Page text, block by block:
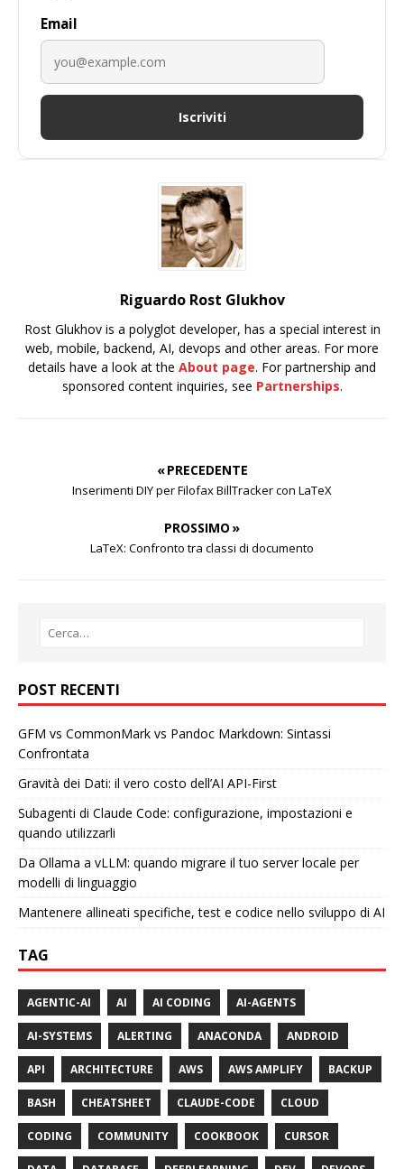
Email
Iscriviti
Riguardo Rost Glukhov
Rost Glukhov is a polyglot developer, has a special interest in
web, mobile, backend, AI, devops and other areas. For more
details have a look at the About page. For partnership and
sponsored content inquiries, see Partnerships.
« PRECEDENTE
Inserimenti DIY per Filofax BillTracker con LaTeX
PROSSIMO »
LaTeX: Confronto tra classi di documento
POST RECENTI
GFM vs CommonMark vs Pandoc Markdown: Sintassi
Confrontata
Gravità dei Dati: il vero costo dell’AI API-First
Subagenti di Claude Code: configurazione, impostazioni e
quando utilizzarli
Da Ollama a vLLM: quando migrare il tuo server locale per
modelli di linguaggio
Mantenere allineati specifiche, test e codice nello sviluppo di AI
TAG
AGENTIC-AI AI AI CODING AI-AGENTS
AI-SYSTEMS ALERTING ANACONDA ANDROID
API ARCHITECTURE AWS AWS AMPLIFY BACKUP
BASH CHEATSHEET CLAUDE-CODE CLOUD
CODING COMMUNITY COOKBOOK CURSOR